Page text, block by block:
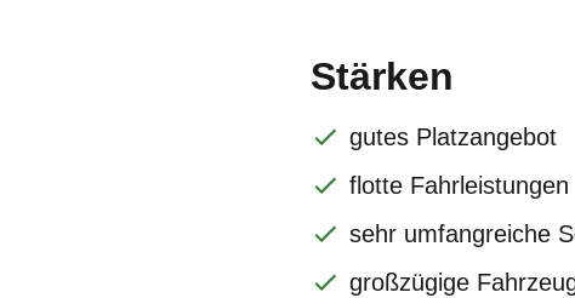
Stärken
gutes Platzangebot
flotte Fahrleistungen
sehr umfangreiche
großzügige